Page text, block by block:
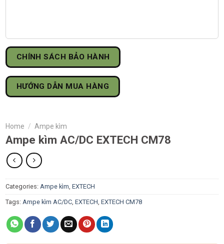
CHÍNH SÁCH BẢO HÀNH
HƯỚNG DẪN MUA HÀNG
Home / Ampe kìm
Ampe kìm AC/DC EXTECH CM78
Categories: Ampe kìm, EXTECH
Tags: Ampe kìm AC/DC, EXTECH, EXTECH CM78